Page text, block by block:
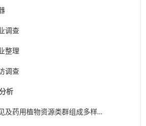
调查
整理
调查
析
及药用植物资源类群组成多样